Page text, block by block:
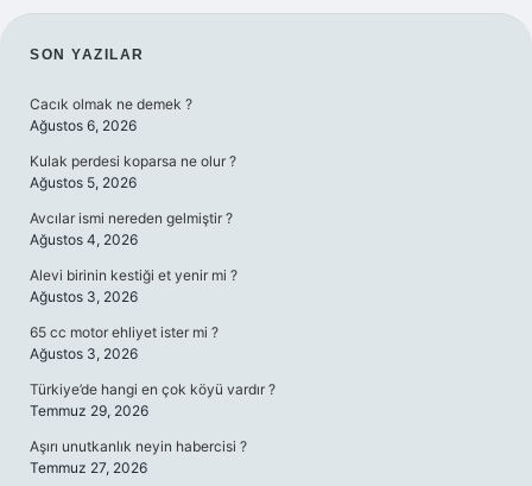
SIDEBAR
SON YAZILAR
Cacık olmak ne demek ?
Ağustos 6, 2026
Kulak perdesi koparsa ne olur ?
Ağustos 5, 2026
Avcılar ismi nereden gelmiştir ?
Ağustos 4, 2026
Alevi birinin kestiği et yenir mi ?
Ağustos 3, 2026
65 cc motor ehliyet ister mi ?
Ağustos 3, 2026
Türkiye’de hangi en çok köyü vardır ?
Temmuz 29, 2026
Aşırı unutkanlık neyin habercisi ?
Temmuz 27, 2026